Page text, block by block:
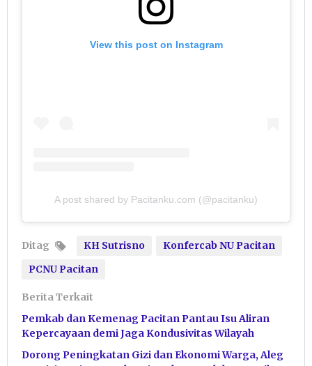
View this post on Instagram
A post shared by Pacitanku.com (@pacitanku)
Ditag KH Sutrisno
Konfercab NU Pacitan
PCNU Pacitan
Berita Terkait
Pemkab dan Kemenag Pacitan Pantau Isu Aliran
Kepercayaan demi Jaga Kondusivitas Wilayah
Dorong Peningkatan Gizi dan Ekonomi Warga, Aleg